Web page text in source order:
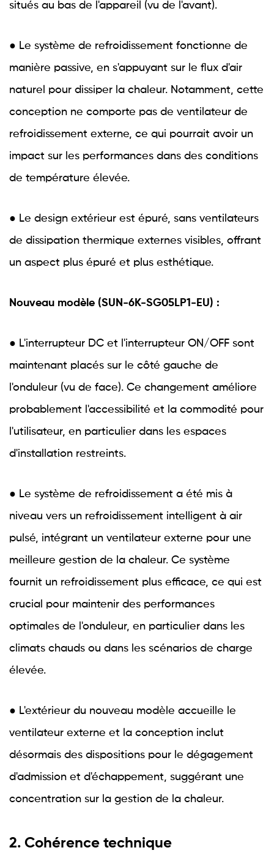
situés au bas de l'appareil (vu de l'avant).
● Le système de refroidissement fonctionne de
manière passive, en s'appuyant sur le flux d'air
naturel pour dissiper la chaleur. Notamment, cette
conception ne comporte pas de ventilateur de
refroidissement externe, ce qui pourrait avoir un
impact sur les performances dans des conditions
de température élevée.
● Le design extérieur est épuré, sans ventilateurs
de dissipation thermique externes visibles, offrant
un aspect plus épuré et plus esthétique.
Nouveau modèle (SUN-6K-SG05LP1-EU) :
● L'interrupteur DC et l'interrupteur ON/OFF sont
maintenant placés sur le côté gauche de
l'onduleur (vu de face). Ce changement améliore
probablement l'accessibilité et la commodité pour
l'utilisateur, en particulier dans les espaces
d'installation restreints.
● Le système de refroidissement a été mis à
niveau vers un refroidissement intelligent à air
pulsé, intégrant un ventilateur externe pour une
meilleure gestion de la chaleur. Ce système
fournit un refroidissement plus efficace, ce qui est
crucial pour maintenir des performances
optimales de l'onduleur, en particulier dans les
climats chauds ou dans les scénarios de charge
élevée.
● L'extérieur du nouveau modèle accueille le
ventilateur externe et la conception inclut
désormais des dispositions pour le dégagement
d'admission et d'échappement, suggérant une
concentration sur la gestion de la chaleur.
2. Cohérence technique